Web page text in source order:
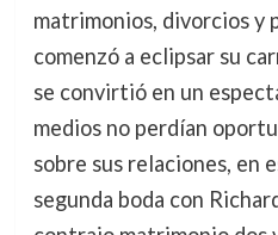
matrimonios, divorcios y
comenzó a eclipsar su
se convirtió en un
medios no perdían
sobre sus relaciones, en
segunda boda con